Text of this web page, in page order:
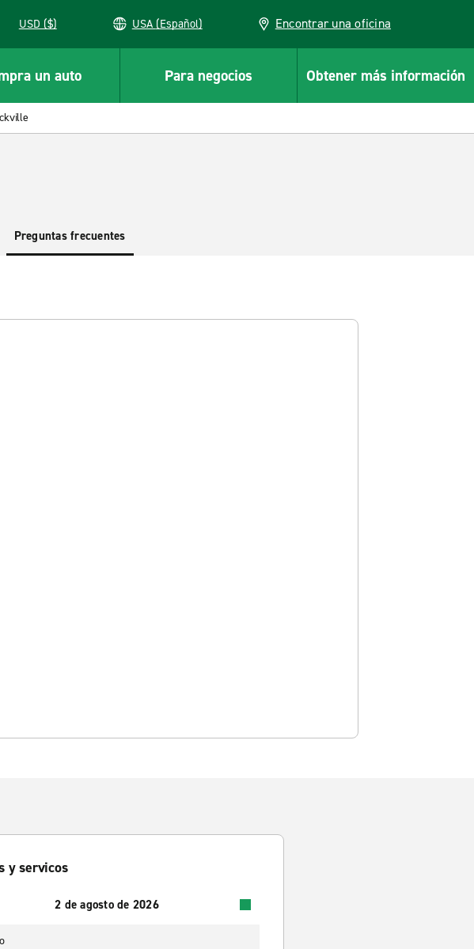
USD ($) USA (Español) Encontrar una oficina
un auto Para negocios Obtener más información
Preguntas frecuentes
y servicos
2 de agosto de 2026